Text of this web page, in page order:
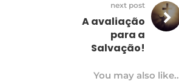
next post
A avaliação
para a
Salvação!
You may also like..